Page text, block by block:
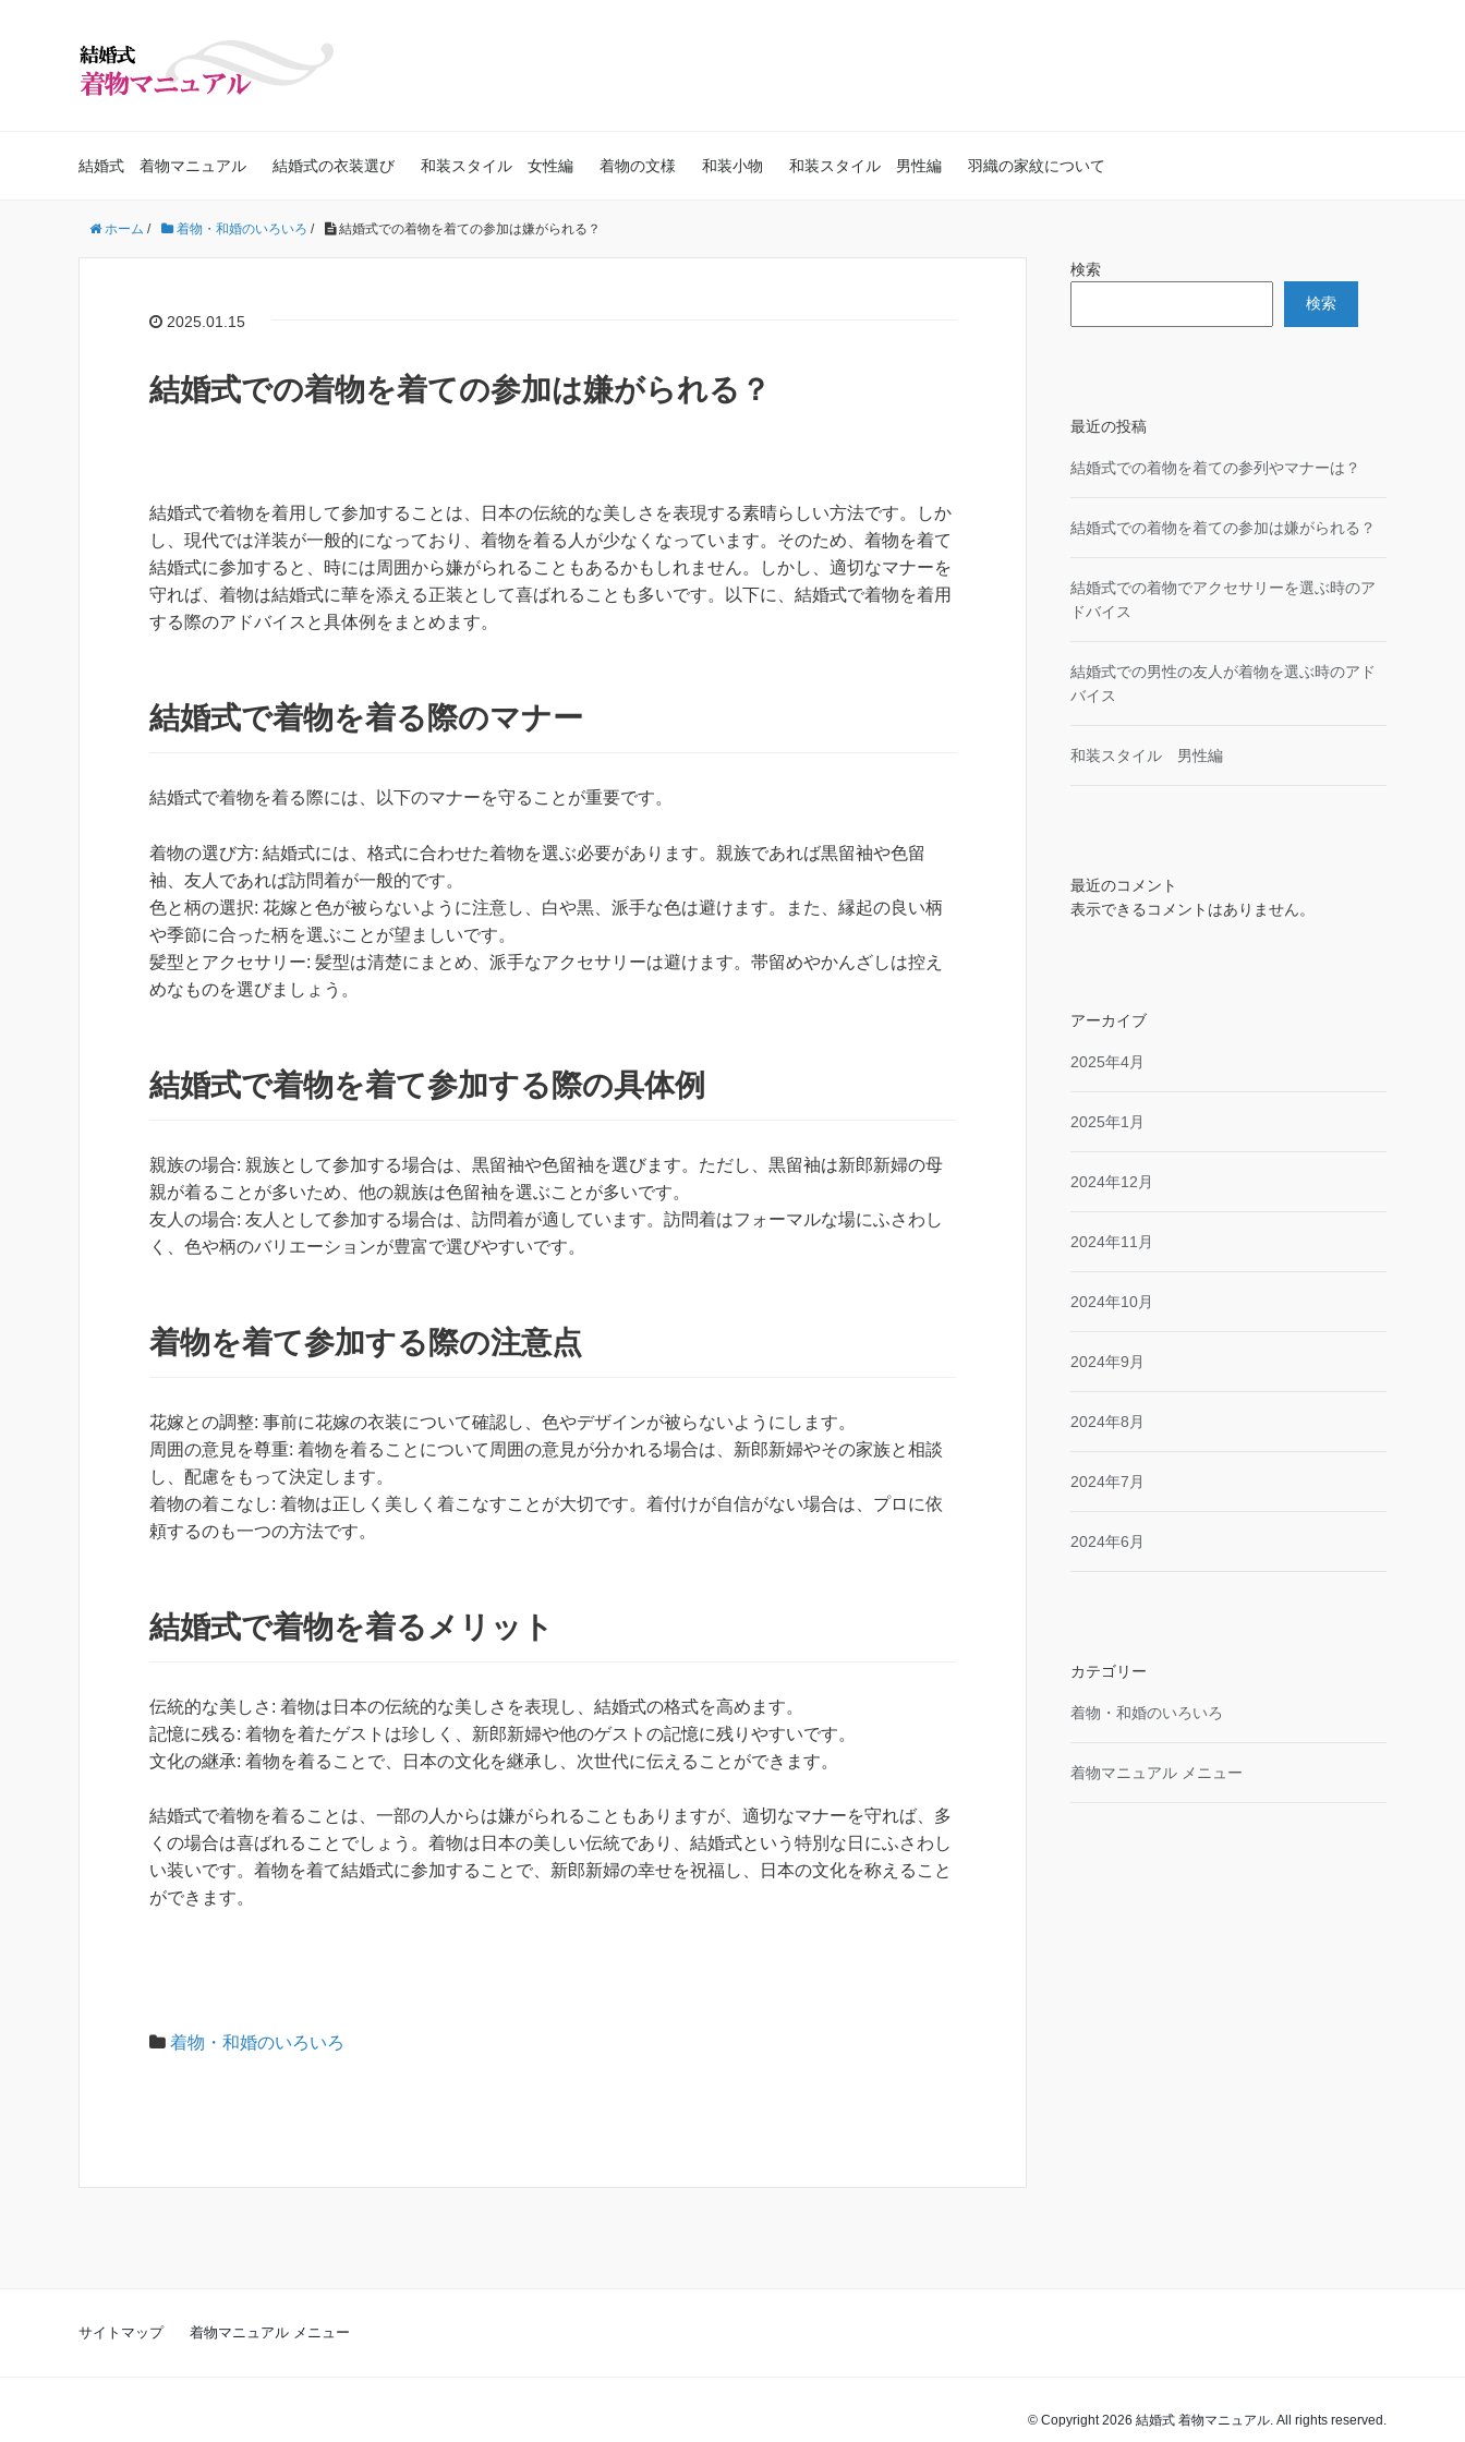
結婚式 着物マニュアル 結婚式の衣装選び 和装スタイル 女性編 着物の文様 和装小物 和装スタイル 男性編 羽織の家紋について
ホーム / 着物・和婚のいろいろ / 結婚式での着物を着ての参加は嫌がられる？
2025.01.15
結婚式での着物を着ての参加は嫌がられる？
結婚式で着物を着用して参加することは、日本の伝統的な美しさを表現する素晴らしい方法です。しか
し、現代では洋装が一般的になっており、着物を着る人が少なくなっています。そのため、着物を着て
結婚式に参加すると、時には周囲から嫌がられることもあるかもしれません。しかし、適切なマナーを
守れば、着物は結婚式に華を添える正装として喜ばれることも多いです。以下に、結婚式で着物を着用
する際のアドバイスと具体例をまとめます。
結婚式で着物を着る際のマナー
結婚式で着物を着る際には、以下のマナーを守ることが重要です。
着物の選び方: 結婚式には、格式に合わせた着物を選ぶ必要があります。親族であれば黒留袖や色留
袖、友人であれば訪問着が一般的です。
色と柄の選択: 花嫁と色が被らないように注意し、白や黒、派手な色は避けます。また、縁起の良い柄
や季節に合った柄を選ぶことが望ましいです。
髪型とアクセサリー: 髪型は清楚にまとめ、派手なアクセサリーは避けます。帯留めやかんざしは控え
めなものを選びましょう。
結婚式で着物を着て参加する際の具体例
親族の場合: 親族として参加する場合は、黒留袖や色留袖を選びます。ただし、黒留袖は新郎新婦の母
親が着ることが多いため、他の親族は色留袖を選ぶことが多いです。
友人の場合: 友人として参加する場合は、訪問着が適しています。訪問着はフォーマルな場にふさわし
く、色や柄のバリエーションが豊富で選びやすいです。
着物を着て参加する際の注意点
花嫁との調整: 事前に花嫁の衣装について確認し、色やデザインが被らないようにします。
周囲の意見を尊重: 着物を着ることについて周囲の意見が分かれる場合は、新郎新婦やその家族と相談
し、配慮をもって決定します。
着物の着こなし: 着物は正しく美しく着こなすことが大切です。着付けが自信がない場合は、プロに依
頼するのも一つの方法です。
結婚式で着物を着るメリット
伝統的な美しさ: 着物は日本の伝統的な美しさを表現し、結婚式の格式を高めます。
記憶に残る: 着物を着たゲストは珍しく、新郎新婦や他のゲストの記憶に残りやすいです。
文化の継承: 着物を着ることで、日本の文化を継承し、次世代に伝えることができます。
結婚式で着物を着ることは、一部の人からは嫌がられることもありますが、適切なマナーを守れば、多
くの場合は喜ばれることでしょう。着物は日本の美しい伝統であり、結婚式という特別な日にふさわし
い装いです。着物を着て結婚式に参加することで、新郎新婦の幸せを祝福し、日本の文化を称えること
ができます。
着物・和婚のいろいろ
検索
検索
最近の投稿
結婚式での着物を着ての参列やマナーは？
結婚式での着物を着ての参加は嫌がられる？
結婚式での着物でアクセサリーを選ぶ時のア
ドバイス
結婚式での男性の友人が着物を選ぶ時のアド
バイス
和装スタイル 男性編
最近のコメント
表示できるコメントはありません。
アーカイブ
2025年4月
2025年1月
2024年12月
2024年11月
2024年10月
2024年9月
2024年8月
2024年7月
2024年6月
カテゴリー
着物・和婚のいろいろ
着物マニュアル メニュー
サイトマップ 着物マニュアル メニュー
© Copyright 2026 結婚式 着物マニュアル. All rights reserved.